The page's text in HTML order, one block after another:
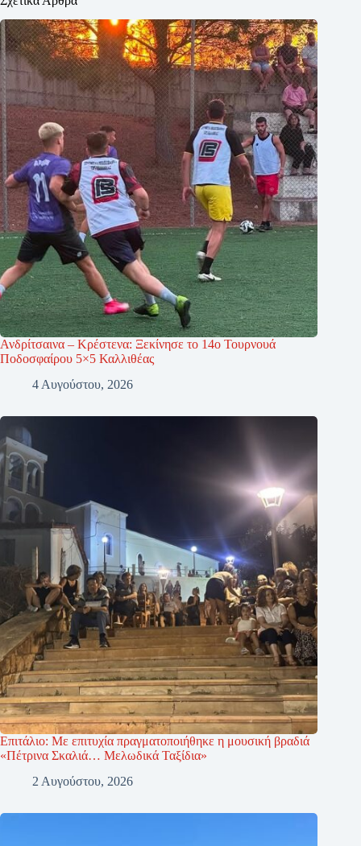
Ανδρίτσαινα – Κρέστενα: Ξεκίνησε το 14ο Τουρνουά
Ποδοσφαίρου 5×5 Καλλιθέας
4 Αυγούστου, 2026
Επιτάλιο: Με επιτυχία πραγματοποιήθηκε η μουσική βραδιά
«Πέτρινα Σκαλιά… Μελωδικά Ταξίδια»
2 Αυγούστου, 2026